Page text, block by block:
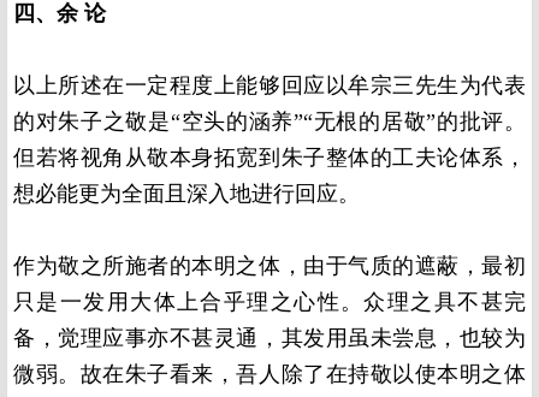
四、余 论
以上所述在一定程度上能够回应以牟宗三先生为代表
的对朱子之敬是“空头的涵养”“无根的居敬”的批评。
但若将视角从敬本身拓宽到朱子整体的工夫论体系，
想必能更为全面且深入地进行回应。
作为敬之所施者的本明之体，由于气质的遮蔽，最初
只是一发用大体上合乎理之心性。众理之具不甚完
备，觉理应事亦不甚灵通，其发用虽未尝息，也较为
微弱。故在朱子看来，吾人除了在持敬以使本明之体